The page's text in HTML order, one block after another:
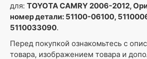
для: TOYOTA CAMRY 2006-2012,
номер детали: 51100-06100,
5110033090.
Перед покупкой ознакомьтесь с
товара, изображением товара и